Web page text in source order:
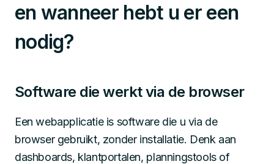
en wanneer hebt u er een
nodig?
Software die werkt via de browser
Een webapplicatie is software die u via de
browser gebruikt, zonder installatie. Denk aan
dashboards, klantportalen, planningstools of